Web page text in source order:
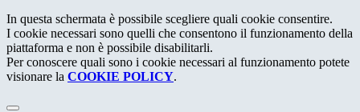
In questa schermata è possibile scegliere quali cookie consentire.
I cookie necessari sono quelli che consentono il funzionamento della
piattaforma e non è possibile disabilitarli.
Per conoscere quali sono i cookie necessari al funzionamento potete
visionare la COOKIE POLICY.